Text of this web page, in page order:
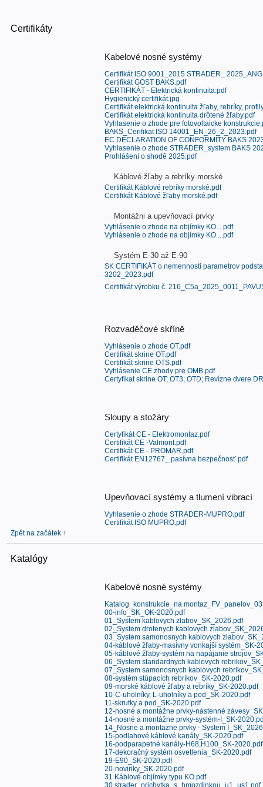
Certifikáty
Kabelové nosné systémy
Certifikát ISO 9001_2015 STRADER_
Certifikát GOST BAKS.pdf
CERTIFIKÁT - Elektrická kontinuita.pdf
Hygienický certifikát.jpg
Certifikát elektrická kontinuita žľaby, rebríky,
Certifikát elektrická kontinuita drôtené žľaby.pdf
Vyhlasenie o zhode pre fotovoltaicke
BAKS_Cerifikat ISO 14001_EN_26_2_2023.pdf
EC DECLARATION OF CONFORMITY BAKS
Vyhlasenie o zhode STRADER_system BAKS
Prohlášení o shodě 2025.pdf
Káblové žľaby a rebríky morské
Certifikát Káblové rebríky morské.pdf
Certifikát Káblové žľaby morské.pdf
Montážni a upevňovací prvky
Vyhlásenie o zhode na objímky KO....pdf
Vyhlásenie o zhode na objímky KO....pdf
Systém E-30 až E-90
SK CERTIFIKÁT o nemennosti parametrov
3202_2023.pdf
Certifikát výrobku č.
Rozvaděčové skříně
Vyhlásenie o zhode OT.pdf
Certifikát skrine OT.pdf
Certifikát skrine OTS.pdf
Vyhlásenie CE zhody pre OMB.pdf
Certyfikat skrine OT; OT3; OTD; Revízne dvere
Sloupy a stožáry
Certyfikát CE - Elektromontaz.pdf
Certifikát CE -Valmont.pdf
Certifikát CE - PROMAR.pdf
Certifikát EN12767_ pasívna bezpečnosť.pdf
Upevňovací systémy a tlumení vibrací
Vyhlasenie o zhode STRADER-MUPRO.pdf
Certifikát ISO MUPRO.pdf
Zpět na začátek ↑
Katalógy
Kabelové nosné systémy
Katalog_konstrukcie_na
00-info_SK_OK-2020.pdf
01_System kablovych zlabov_SK_2026.pdf
02_System drotenych kablovych
03_System samonosnych kablovych
04-káblové žľaby-masívny vonkajší systém_SK-
05-káblové žľaby-systém na napájanie
06_System standardnych kablovych
07_System samonosnych kablovych
08-systém stúpacích rebríkov_SK-2020.pdf
09-morské káblové žľaby a rebríky_SK-2020.pdf
10-C-uholníky, L-uholníky a pod_SK-2020.pdf
11-skrutky a pod_SK-2020.pdf
12-nosné a montážne prvky-nástenné
14-nosné a montážne prvky-systém-I_SK-
14_Nosne a montazne prvky - System
15-podlahové káblové kanály_SK-2020.pdf
16-podparapetné kanály-H68,H100_SK-2020.pdf
17-dekoračný systém osvetlenia_SK-2020.pdf
19-E90_SK-2020.pdf
20-novinky_SK-2020.pdf
31 Káblové objímky typu KO.pdf
30 strader_prichytka_s_hmozdinkou_u1_us1.pdf